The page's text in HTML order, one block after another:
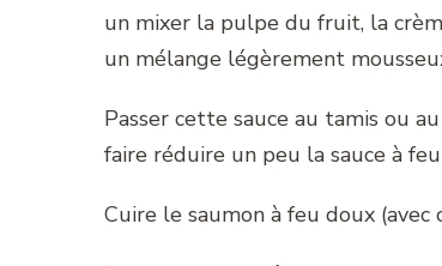
un mixer la pulpe du fruit, la
un mélange légèrement
Passer cette sauce au tamis ou
faire réduire un peu la sauce à
Cuire le saumon à feu doux